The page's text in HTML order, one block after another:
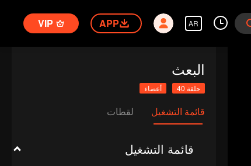
AR
APP
VIP
البعث
حلقة 40 أعضاء
قائمة التشغيل لقطات
قائمة التشغيل